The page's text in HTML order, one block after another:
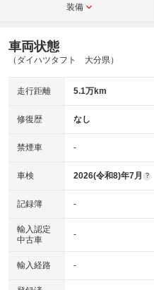
装備
車両状態
（ダイハツタフト 大分県）
走行距離 5.1万km
修復歴 なし
禁煙車 -
車検 2026(令和8)年7月 ?
記録簿 -
輸入認定
中古車
-
輸入経路 -